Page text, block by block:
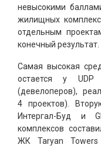
невысокими
жилищных
отдельным
конечный результат.
Самая высокая
остается у UDP
(девелоперов),
4 проектов).
Интергал-Буд и
комплексов
ЖК Taryan